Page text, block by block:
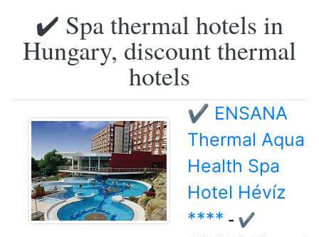
✔️ Spa thermal hotels in
Hungary, discount thermal
hotels
✔️ ENSANA
Thermal Aqua
Health Spa
Hotel Hévíz
**** - ✔️